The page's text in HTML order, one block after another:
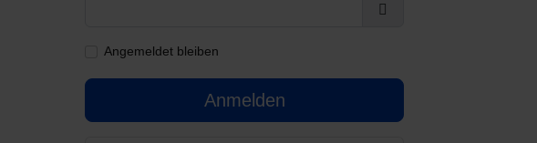
Angemeldet bleiben
Anmelden